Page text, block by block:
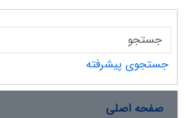
جستجوی پیشرفته
صفحه اصلی